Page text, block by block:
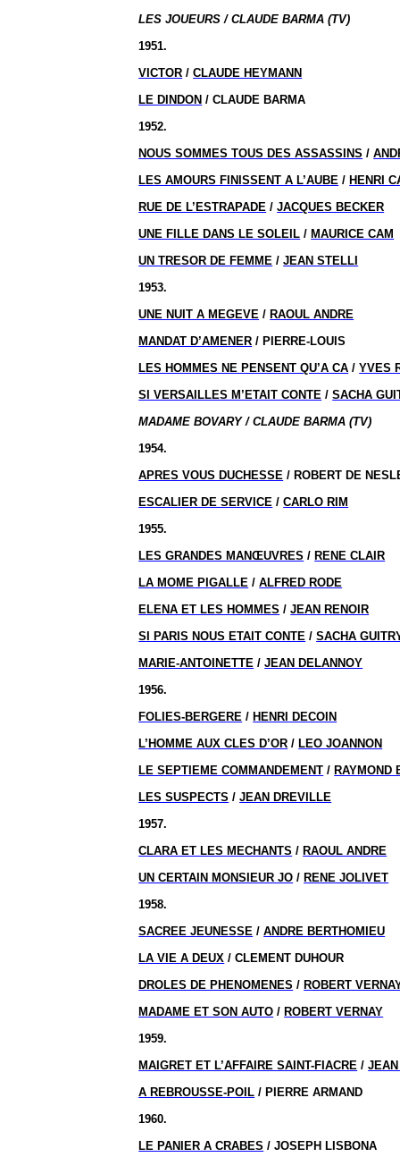
LES JOUEURS / CLAUDE BARMA (TV)
1951.
VICTOR /CLAUDE HEYMANN
LE DINDON / CLAUDE BARMA
1952.
NOUS SOMMES TOUS DES ASSASSINS /
LES AMOURS FINISSENT A L’AUBE / HENRI
RUE DE L’ESTRAPADE /JACQUES BECKER
UNE FILLE DANS LE SOLEIL / MAURICE CAM
UN TRESOR DE FEMME /JEAN STELLI
1953.
UNE NUIT A MEGEVE / RAOUL ANDRE
MANDAT D’AMENER / PIERRE-LOUIS
LES HOMMES NE PENSENT QU’A CA /YVES
SI VERSAILLES M’ETAIT CONTE /SACHA
MADAME BOVARY / CLAUDE BARMA (TV)
1954.
APRES VOUS DUCHESSE / ROBERT DE
ESCALIER DE SERVICE /CARLO RIM
1955.
LES GRANDES MANŒUVRES / RENE CLAIR
LA MOME PIGALLE /ALFRED RODE
ELENA ET LES HOMMES /JEAN RENOIR
SI PARIS NOUS ETAIT CONTE /SACHA
MARIE-ANTOINETTE /JEAN DELANNOY
1956.
FOLIES-BERGERE / HENRI DECOIN
L’HOMME AUX CLES D’OR / LEO JOANNON
LE SEPTIEME COMMANDEMENT / RAYMOND
LES SUSPECTS /JEAN DREVILLE
1957.
CLARA ET LES MECHANTS / RAOUL ANDRE
UN CERTAIN MONSIEUR JO / RENE JOLIVET
1958.
SACREE JEUNESSE /ANDRE BERTHOMIEU
LA VIE A DEUX / CLEMENT DUHOUR
DROLES DE PHENOMENES / ROBERT
MADAME ET SON AUTO / ROBERT VERNAY
1959.
MAIGRET ET L’AFFAIRE SAINT-FIACRE /
A REBROUSSE-POIL / PIERRE ARMAND
1960.
LE PANIER A CRABES / JOSEPH LISBONA